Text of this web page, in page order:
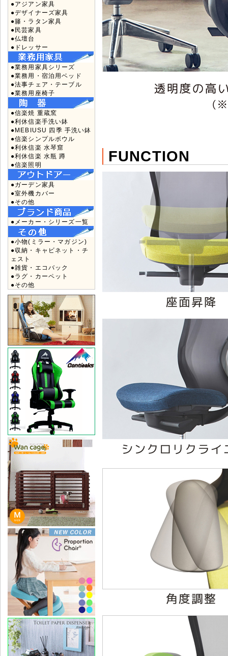
●アジアン家具
●デザイナーズ家具
●籐・ラタン家具
●民芸家具
●仏壇台
●ドレッサー
●業務用家具シリーズ
●業務用・宿泊用ベッド
●法事チェア・テーブル
●業務用座椅子
●信楽焼 重蔵窯
●利休信楽手洗い鉢
●MEBIUSU 四季 手洗い鉢
●信楽シンプルボウル
●利休信楽 水琴窟
●利休信楽 水瓶 蹲
●信楽照明
●ガーデン家具
●室外機カバー
●その他
●メーカー・シリーズ一覧
●小物(ミラー・マガジン)
●収納・キャビネット・チ
ェスト
●雑貨・エコバック
●ラグ・カーペット
●その他
FUNCTION